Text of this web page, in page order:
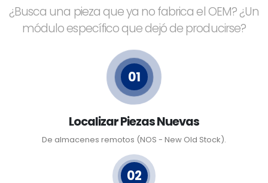
¿Busca una pieza que ya no fabrica el OEM? ¿Un
módulo específico que dejó de producirse?
01
Localizar Piezas Nuevas
De almacenes remotos (NOS - New Old Stock).
02